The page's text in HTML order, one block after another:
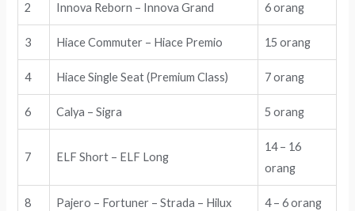
2 Innova Reborn – Innova Grand 6 orang
3 Hiace Commuter – Hiace Premio 15 orang
4 Hiace Single Seat (Premium Class) 7 orang
6 Calya – Sigra 5 orang
7 ELF Short – ELF Long
14 – 16
orang
8 Pajero – Fortuner – Strada – Hilux 4 – 6 orang